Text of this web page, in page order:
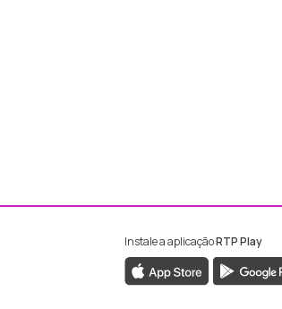
da RTP Madeira
da RTP Madeira
Instale a aplicaçãoRTP Play